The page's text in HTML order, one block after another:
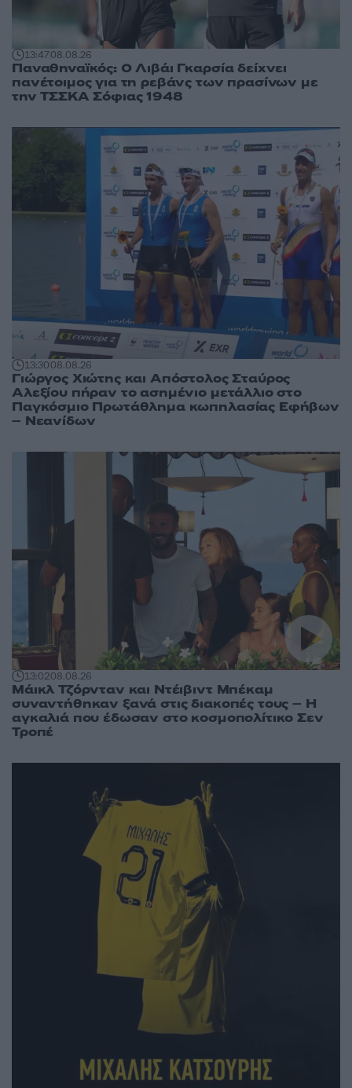
13:4708.08.26
Παναθηναϊκός: Ο Λιβάι Γκαρσία δείχνει
πανέτοιμος για τη ρεβάνς των πρασίνων με
την ΤΣΣΚΑ Σόφιας 1948
13:3008.08.26
Γιώργος Χιώτης και Απόστολος Σταύρος
Αλεξίου πήραν το ασημένιο μετάλλιο στο
Παγκόσμιο Πρωτάθλημα κωπηλασίας Εφήβων
– Νεανίδων
13:0208.08.26
Μάικλ Τζόρνταν και Ντέιβιντ Μπέκαμ
συναντήθηκαν ξανά στις διακοπές τους – Η
αγκαλιά που έδωσαν στο κοσμοπολίτικο Σεν
Τροπέ